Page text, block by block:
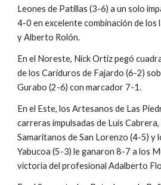
Leones de Patillas (3-6) a un solo
4-0 en excelente combinación de los
y Alberto Rolón.
En el Noreste, Nick Ortiz pegó
de los Cariduros de Fajardo (6-2)
Gurabo (2-6) con marcador 7-1.
En el Este, los Artesanos de Las
carreras impulsadas de Luis
Samaritanos de San Lorenzo (4-5) y
Yabucoa (5-3) le ganaron 8-7 a los
victoria del profesional Adalberto